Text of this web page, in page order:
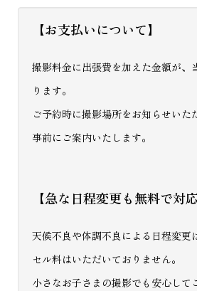
【お支払いについて】
撮影料金に出張費を加えた金額が、
ります。
ご予約時に撮影場所をお知らせいた
事前にご案内いたします。
【急な日程変更も無料で対応
天候不良や体調不良による日程変更
セル料はいただいておりません。
小さなお子さまの撮影でも安心して